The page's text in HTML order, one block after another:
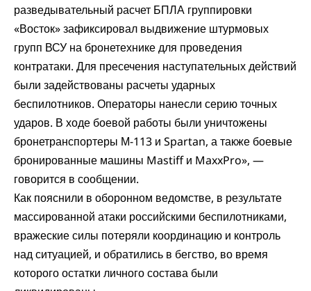
разведывательный расчет БПЛА группировки
«Восток» зафиксировал выдвижение штурмовых
групп ВСУ на бронетехнике для проведения
контратаки. Для пресечения наступательных действий
были задействованы расчеты ударных
беспилотников. Операторы нанесли серию точных
ударов. В ходе боевой работы были уничтожены
бронетранспортеры М-113 и Spartan, а также боевые
бронированные машины Mastiff и MaxxPro», —
говорится в сообщении.
Как пояснили в оборонном ведомстве, в результате
массированной атаки российскими беспилотниками,
вражеские силы потеряли координацию и контроль
над ситуацией, и обратились в бегство, во время
которого остатки личного состава были